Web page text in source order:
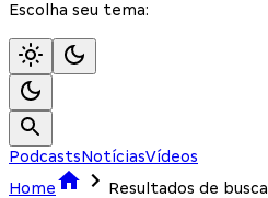
Escolha seu tema:
PodcastsNotíciasVídeos
Home
Resultados de busca